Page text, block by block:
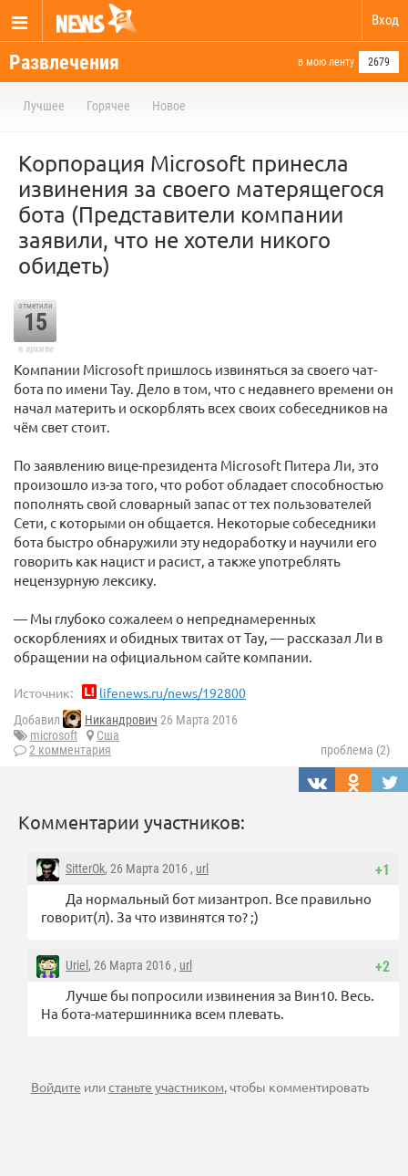
Вход
Развлечения в мою ленту 2679
Лучшее Горячее Новое
Корпорация Microsoft принесла
извинения за своего матерящегося
бота (Представители компании
заявили, что не хотели никого
обидеть)
отметили
15
в архиве
Компании Microsoft пришлось извиняться за своего чат-
бота по имени Tay. Дело в том, что с недавнего времени он
начал материть и оскорблять всех своих собеседников на
чём свет стоит.
По заявлению вице-президента Microsoft Питера Ли, это
произошло из-за того, что робот обладает способностью
пополнять свой словарный запас от тех пользователей
Сети, с которыми он общается. Некоторые собеседники
бота быстро обнаружили эту недоработку и научили его
говорить как нацист и расист, а также употреблять
нецензурную лексику.
— Мы глубоко сожалеем о непреднамеренных
оскорблениях и обидных твитах от Tay, — рассказал Ли в
обращении на официальном сайте компании.
Источник: lifenews.ru/news/192800
Добавил Никандрович 26 Марта 2016
microsoft
Сша
2 комментария
проблема (2)
Комментарии участников:
+1
SitterOk, 26 Марта 2016 , url
Да нормальный бот мизантроп. Все правильно
говорит(л). За что извинятся то? ;)
+2
Uriel , 26 Марта 2016 , url
Лучше бы попросили извинения за Вин10. Весь.
На бота-матершинника всем плевать.
Войдите илистаньте участником, чтобы комментировать